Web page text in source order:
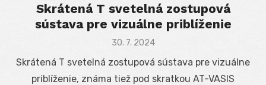
Skrátená T svetelná zostupová
sústava pre vizuálne priblíženie
Posted
30. 7. 2024
Skrátená T svetelná zostupová sústava pre vizuálne
priblíženie, známa tiež pod skratkou AT-VASIS